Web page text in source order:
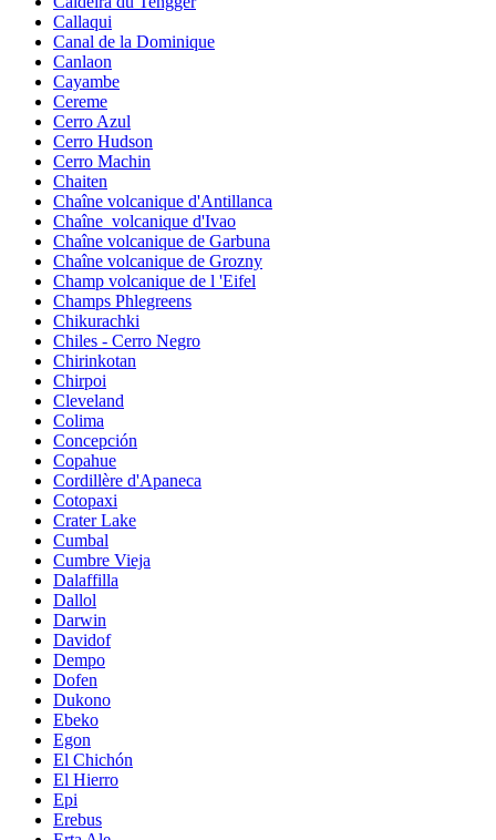
Callaqui
Canal de la Dominique
Canlaon
Cayambe
Cereme
Cerro Azul
Cerro Hudson
Cerro Machin
Chaiten
Chaîne volcanique d'Antillanca
Chaîne_volcanique d'Ivao
Chaîne volcanique de Garbuna
Chaîne volcanique de Grozny
Champ volcanique de l 'Eifel
Champs Phlegreens
Chikurachki
Chiles - Cerro Negro
Chirinkotan
Chirpoi
Cleveland
Colima
Concepción
Copahue
Cordillère d'Apaneca
Cotopaxi
Crater Lake
Cumbal
Cumbre Vieja
Dalaffilla
Dallol
Darwin
Davidof
Dempo
Dofen
Dukono
Ebeko
Egon
El Chichón
El Hierro
Epi
Erebus